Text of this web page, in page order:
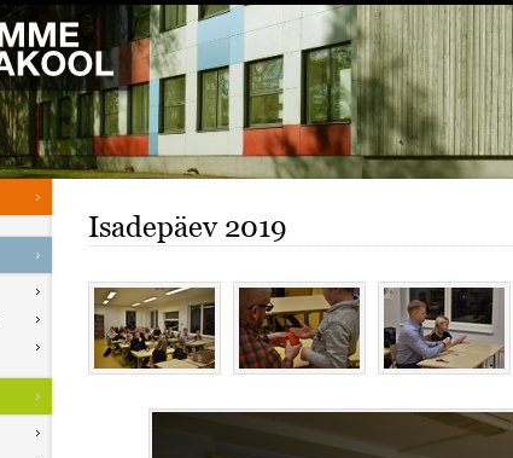
Isadepäev 2019